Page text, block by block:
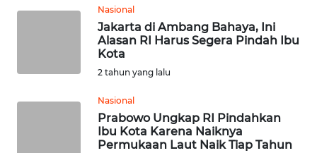
Nasional
Jakarta di Ambang Bahaya, Ini
Alasan RI Harus Segera Pindah Ibu
Kota
2 tahun yang lalu
Nasional
Prabowo Ungkap RI Pindahkan
Ibu Kota Karena Naiknya
Permukaan Laut Naik Tiap Tahun
KEPRI